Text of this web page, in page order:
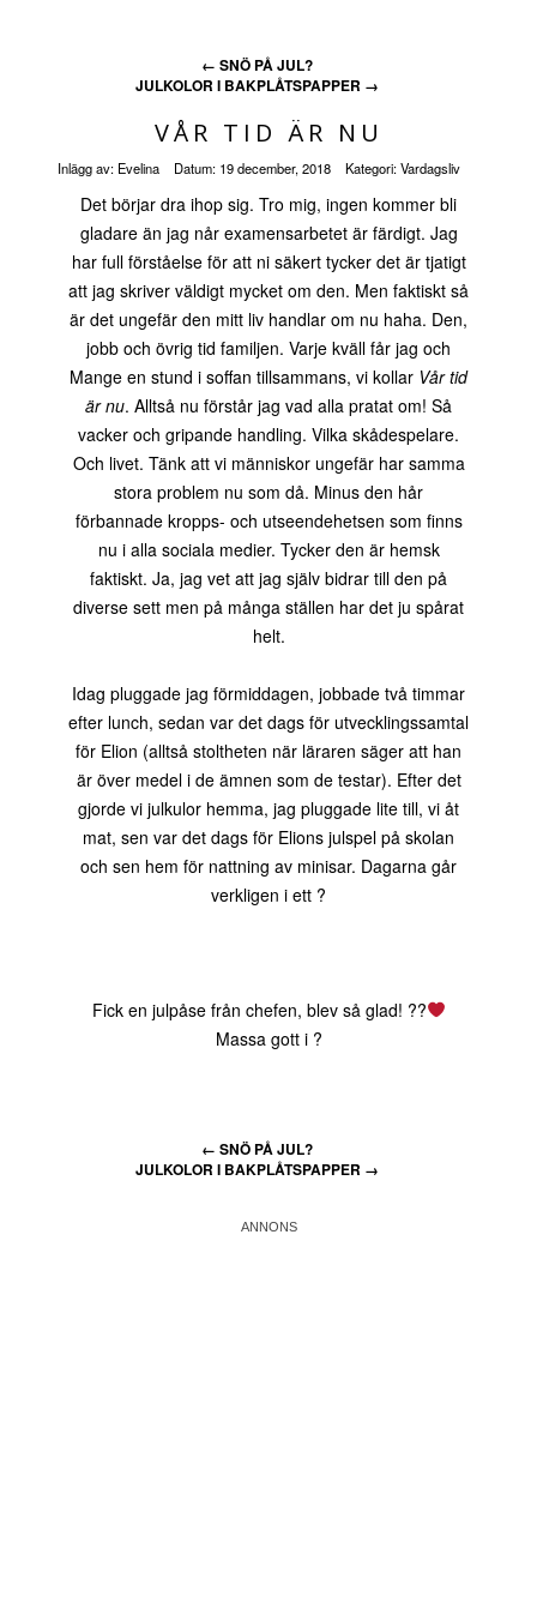
← SNÖ PÅ JUL?
JULKOLOR I BAKPLÅTSPAPPER →
VÅR TID ÄR NU
Inlägg av: Evelina Datum: 19 december, 2018 Kategori:Vardagsliv
Det börjar dra ihop sig. Tro mig, ingen kommer bli
gladare än jag når examensarbetet är färdigt. Jag
har full förståelse för att ni säkert tycker det är tjatigt
att jag skriver väldigt mycket om den. Men faktiskt så
är det ungefär den mitt liv handlar om nu haha. Den,
jobb och övrig tid familjen. Varje kväll får jag och
Mange en stund i soffan tillsammans, vi kollar Vår tid
är nu. Alltså nu förstår jag vad alla pratat om! Så
vacker och gripande handling. Vilka skådespelare.
Och livet. Tänk att vi människor ungefär har samma
stora problem nu som då. Minus den hår
förbannade kropps- och utseendehetsen som finns
nu i alla sociala medier. Tycker den är hemsk
faktiskt. Ja, jag vet att jag själv bidrar till den på
diverse sett men på många ställen har det ju spårat
helt.
Idag pluggade jag förmiddagen, jobbade två timmar
efter lunch, sedan var det dags för utvecklingssamtal
för Elion (alltså stoltheten när läraren säger att han
är över medel i de ämnen som de testar). Efter det
gjorde vi julkulor hemma, jag pluggade lite till, vi åt
mat, sen var det dags för Elions julspel på skolan
och sen hem för nattning av minisar. Dagarna går
verkligen i ett ?
Fick en julpåse från chefen, blev så glad! ??
Massa gott i ?
← SNÖ PÅ JUL?
JULKOLOR I BAKPLÅTSPAPPER →